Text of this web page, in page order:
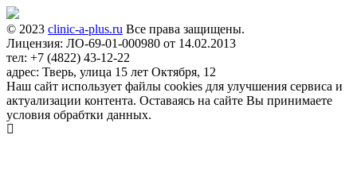
© 2023 clinic-a-plus.ru Все права защищены.
Лицензия: ЛО-69-01-000980 от 14.02.2013
тел: +7 (4822) 43-12-22
адрес: Тверь, улица 15 лет Октября, 12
Наш сайт использует файлы cookies для улучшения сервиса и
актуализации контента. Оставаясь на сайте Вы принимаете
условия обрабтки данных.